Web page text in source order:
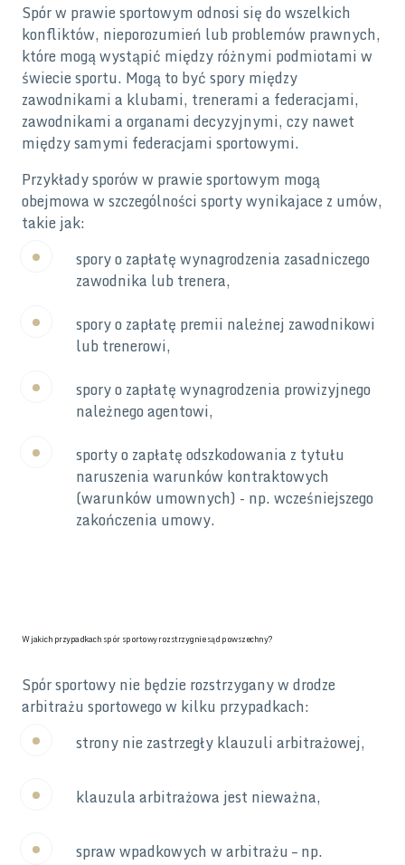
Spór w prawie sportowym odnosi się do wszelkich
konfliktów, nieporozumień lub problemów prawnych,
które mogą wystąpić między różnymi podmiotami w
świecie sportu. Mogą to być spory między
zawodnikami a klubami, trenerami a federacjami,
zawodnikami a organami decyzyjnymi, czy nawet
między samymi federacjami sportowymi.
Przykłady sporów w prawie sportowym mogą
obejmowa w szczególności sporty wynikajace z umów,
takie jak:
spory o zapłatę wynagrodzenia zasadniczego
zawodnika lub trenera,
spory o zapłatę premii należnej zawodnikowi
lub trenerowi,
spory o zapłatę wynagrodzenia prowizyjnego
należnego agentowi,
sporty o zapłatę odszkodowania z tytułu
naruszenia warunków kontraktowych
(warunków umownych) - np. wcześniejszego
zakończenia umowy.
W jakich przypadkach spór sportowy rozstrzygnie sąd powszechny?
Spór sportowy nie będzie rozstrzygany w drodze
arbitrażu sportowego w kilku przypadkach:
strony nie zastrzegły klauzuli arbitrażowej,
klauzula arbitrażowa jest nieważna,
spraw wpadkowych w arbitrażu – np.